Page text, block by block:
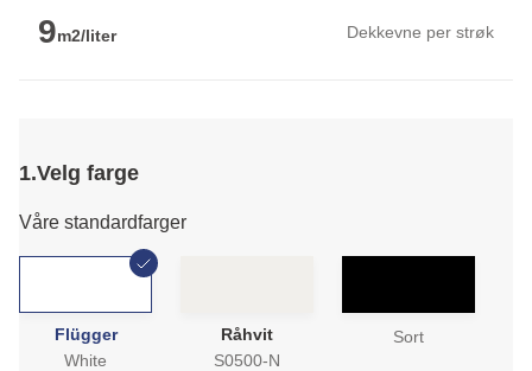
9m2/liter Dekkevne per strøk
1.Velg farge
Våre standardfarger
Flügger
White
Råhvit
S0500-N
Sort